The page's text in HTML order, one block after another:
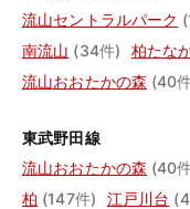
流山セントラルパーク
南流山 (34件) 柏たな
流山おおたかの森 (40
東武野田線
流山おおたかの森 (40
柏 (147件) 江戸川台